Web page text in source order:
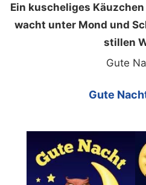
Ein kuscheliges
wacht unter Mond und
stillen
Gute
Gute